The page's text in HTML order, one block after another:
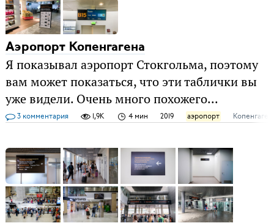
Аэропорт Копенгагена
Я показывал аэропорт Стокгольма, поэтому
вам может показаться, что эти таблички вы
уже видели. Очень много похожего...
3 комментария 1,9K 4 мин 2019 аэропорт Копенгаген